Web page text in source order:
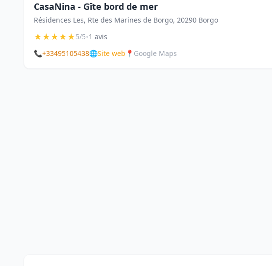
CasaNina - Gîte bord de mer
Résidences Les, Rte des Marines de Borgo, 20290 Borgo
★★★★★5/5•1 avis
📞+33495105438🌐Site web 📍 Google Maps